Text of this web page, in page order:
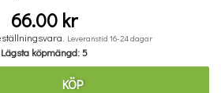
Povel vid pianot
66.00 kr
Leveranstid 16-24 dagar
Lägsta köpmängd: 5
KÖP